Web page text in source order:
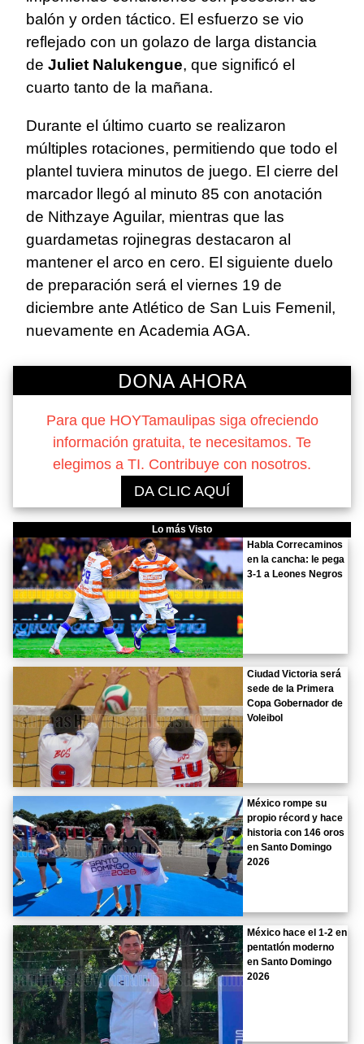
balón y orden táctico. El esfuerzo se vio
reflejado con un golazo de larga distancia
de Juliet Nalukengue, que significó el
cuarto tanto de la mañana.
Durante el último cuarto se realizaron
múltiples rotaciones, permitiendo que todo el
plantel tuviera minutos de juego. El cierre del
marcador llegó al minuto 85 con anotación
de Nithzaye Aguilar, mientras que las
guardametas rojinegras destacaron al
mantener el arco en cero. El siguiente duelo
de preparación será el viernes 19 de
diciembre ante Atlético de San Luis Femenil,
nuevamente en Academia AGA.
DONA AHORA
Para que HOYTamaulipas siga ofreciendo
información gratuita, te necesitamos. Te
elegimos a TI. Contribuye con nosotros.
DA CLIC AQUÍ
Lo más Visto
Habla Correcaminos
en la cancha: le pega
3-1 a Leones Negros
Ciudad Victoria será
sede de la Primera
Copa Gobernador de
Voleibol
México rompe su
propio récord y hace
historia con 146 oros
en Santo Domingo
2026
México hace el 1-2 en
pentatlón moderno
en Santo Domingo
2026